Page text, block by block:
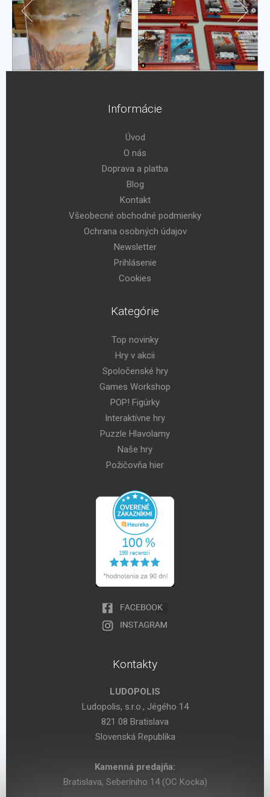
Informácie
Úvod
O nás
Doprava a platba
Blog
Kontakt
Všeobecné obchodné podmienky
Ochrana osobných údajov
Newsletter
Prihlásenie
Cookies
Kategórie
Top novinky
Hry v akcii
Spoločenské hry
Games Workshop
POP! Figúrky
Interaktívne hry
Puzzle Hlavolamy
Naše hry
Požičovňa hier
Kontakty
LUDOPOLIS
Ludopolis, s.r.o., Jégého 14
821 08 Bratislava
Slovenská Republika
Kamenná predajňa:
Bratislava, Seberíniho 14 (OC Kocka)